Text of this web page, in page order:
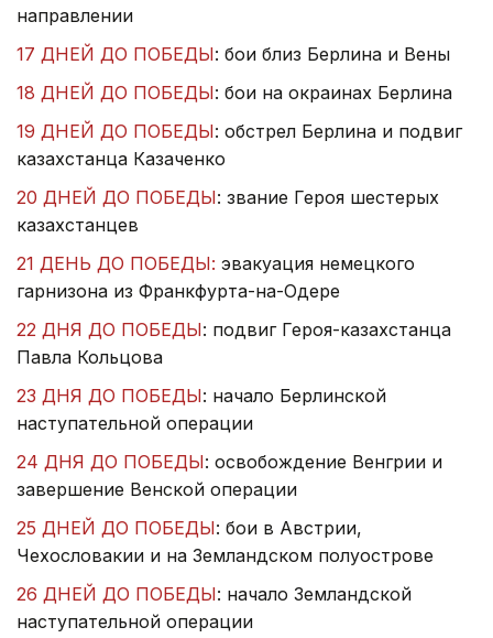
направлении
17 ДНЕЙ ДО ПОБЕДЫ: бои близ Берлина и Вены
18 ДНЕЙ ДО ПОБЕДЫ: бои на окраинах Берлина
19 ДНЕЙ ДО ПОБЕДЫ: обстрел Берлина и подвиг
казахстанца Казаченко
20 ДНЕЙ ДО ПОБЕДЫ: звание Героя шестерых
казахстанцев
21 ДЕНЬ ДО ПОБЕДЫ: эвакуация немецкого
гарнизона из Франкфурта-на-Одере
22 ДНЯ ДО ПОБЕДЫ: подвиг Героя-казахстанца
Павла Кольцова
23 ДНЯ ДО ПОБЕДЫ: начало Берлинской
наступательной операции
24 ДНЯ ДО ПОБЕДЫ: освобождение Венгрии и
завершение Венской операции
25 ДНЕЙ ДО ПОБЕДЫ: бои в Австрии,
Чехословакии и на Земландском полуострове
26 ДНЕЙ ДО ПОБЕДЫ: начало Земландской
наступательной операции